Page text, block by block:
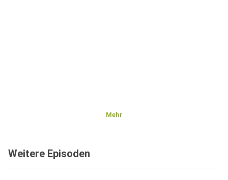
Mehr
Weitere Episoden